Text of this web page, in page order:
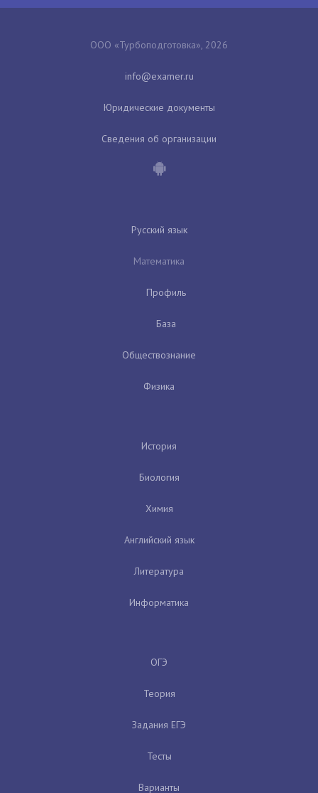
ООО «Турбоподготовка», 2026
Юридические документы
Сведения об организации
Русский язык
Математика
Профиль
База
Обществознание
Физика
История
Биология
Химия
Английский язык
Литература
Информатика
ОГЭ
Теория
Задания ЕГЭ
Тесты
Варианты